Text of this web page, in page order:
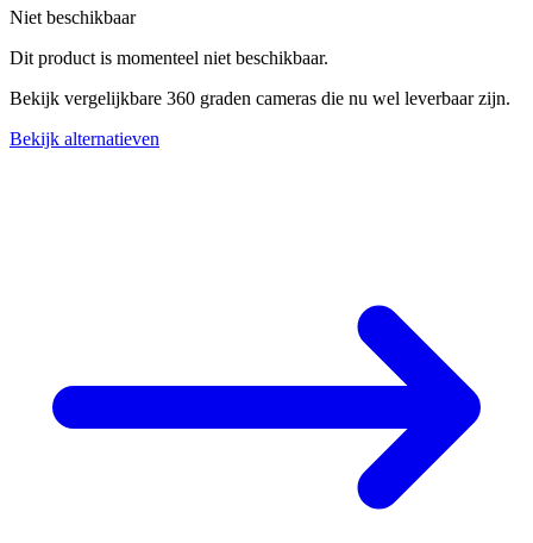
Niet beschikbaar
Dit product is momenteel niet beschikbaar.
Bekijk vergelijkbare 360 graden cameras die nu wel leverbaar zijn.
Bekijk alternatieven